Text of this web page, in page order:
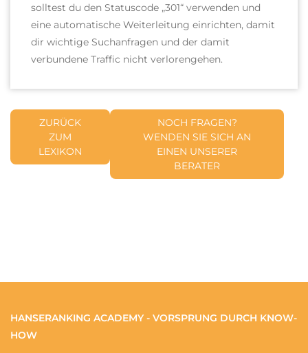
solltest du den Statuscode „301“ verwenden und
eine automatische Weiterleitung einrichten, damit
dir wichtige Suchanfragen und der damit
verbundene Traffic nicht verlorengehen.
ZURÜCK
ZUM
LEXIKON
NOCH FRAGEN?
WENDEN SIE SICH AN
EINEN UNSERER
BERATER
HANSERANKING ACADEMY - VORSPRUNG DURCH KNOW-
HOW